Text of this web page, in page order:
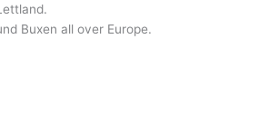
Buxen all over Europe.